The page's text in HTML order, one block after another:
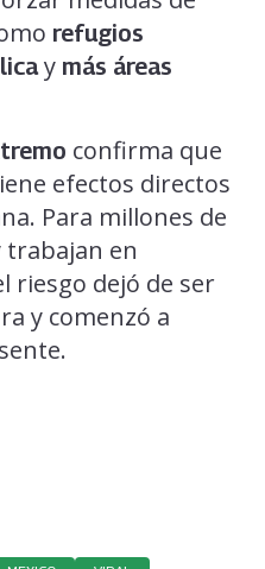
refugios
y más áreas
confirma que
efectos directos
Para millones de
trabajan en
riesgo dejó de ser
y comenzó a